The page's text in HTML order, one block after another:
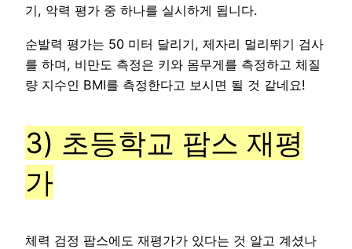
기, 악력 평가 중 하나를 실시하게 됩니다.
순발력 평가는 50 미터 달리기, 제자리 멀리뛰기 검사
를 하며, 비만도 측정은 키와 몸무게를 측정하고 체질
량 지수인 BMI를 측정한다고 보시면 될 것 같네요!
3) 초등학교 팝스 재평
가
체력 검정 팝스에도 재평가가 있다는 것 알고 계셨나